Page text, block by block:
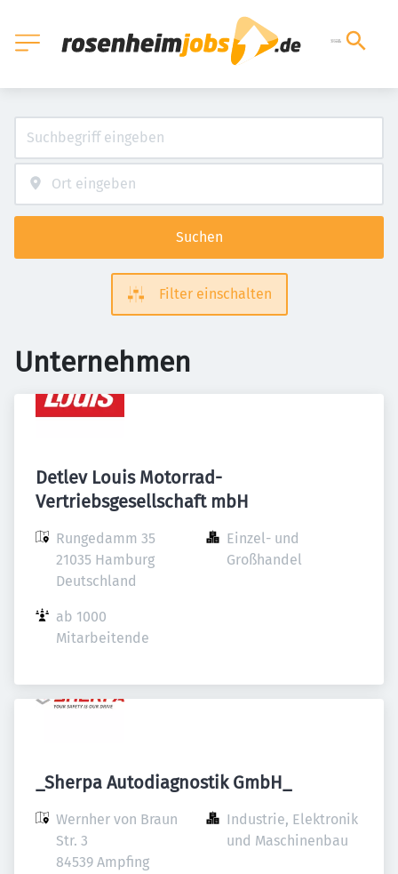
Suchen
Filter einschalten
Unternehmen
Detlev Louis Motorrad-
Vertriebsgesellschaft mbH
Rungedamm 35
21035 Hamburg
Deutschland
Einzel- und
Großhandel
ab 1000
Mitarbeitende
_Sherpa Autodiagnostik GmbH_
Wernher von Braun
Str. 3
84539 Ampfing
Industrie, Elektronik
und Maschinenbau